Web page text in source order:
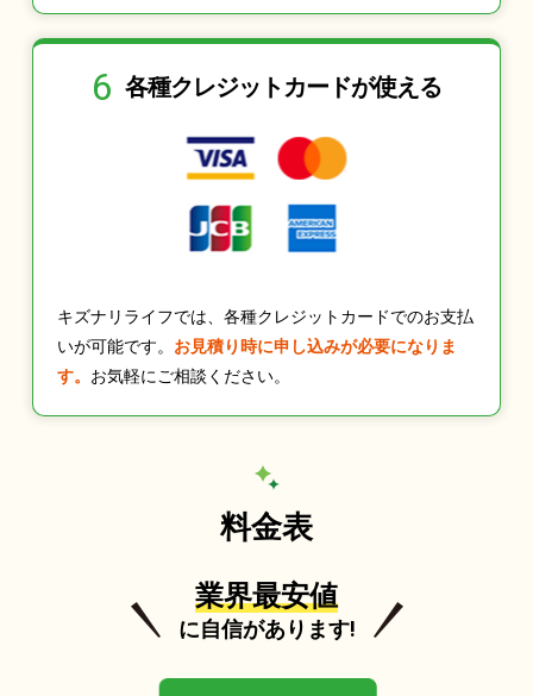
6 各種クレジットカードが使える
キズナリライフでは、各種クレジットカードでのお支払
いが可能です。 お見積り時に申し込みが必要になりま
す。 お気軽にご相談ください。
料金表
業界最安値
に自信があります!